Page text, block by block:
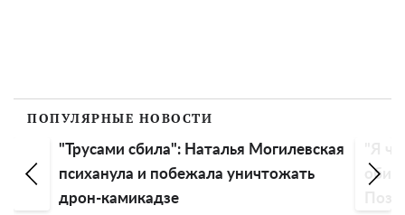
ПОПУЛЯРНЫЕ НОВОСТИ
"Трусами сбила": Наталья Могилевская
психанула и побежала уничтожать
дрон-камикадзе